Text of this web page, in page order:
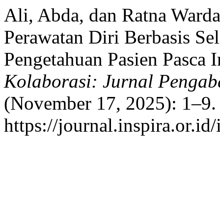
Ali, Abda, dan Ratna
Perawatan Diri Berbasis
Pengetahuan Pasien
Kolaborasi: Jurnal
(November 17, 2025):
https://